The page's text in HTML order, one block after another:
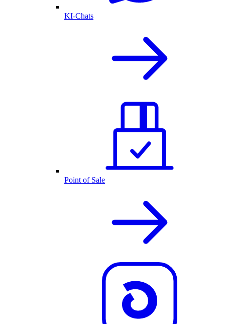
KI-Chats
Point of Sale